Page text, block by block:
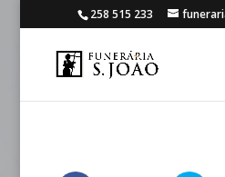
258 515 233